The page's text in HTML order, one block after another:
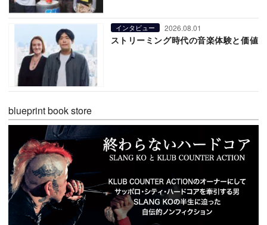
インタビュー 2026.08.01
ストリーミング時代の音楽体験と価値
blueprint book store